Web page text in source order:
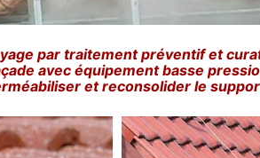
par traitement préventif et
avec équipement basse
et reconsolider le